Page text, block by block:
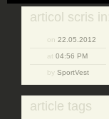
articol scris in:
on 22.05.2012
at 04:56 PM
by SportVest
article tags